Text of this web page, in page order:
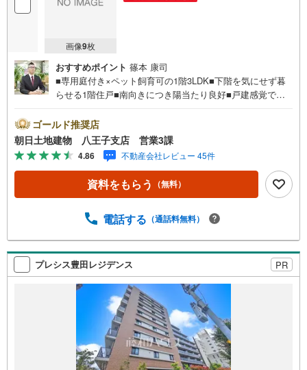
画像9枚
おすすめポイント 篠本 康司
■専用庭付き×ペット飼育可の1階3LDK■下階を気にせず暮
らせる1階住戸■南向きにつき陽当たり良好■戸建感覚で暮
おすすめ■70m2超のゆとりある3LDK■オートロック・宅配
BOX完備■緑を感じながらゆったり暮らせる住環境※バザー
ル会場には、ベビーベッドや キッズスペースをご用意し
ております。 小さなお子様連れでも、安心してご来場く
ださい！資料請求、住宅ローンのご相談などお気軽にお問
合せください！スタッフ25名でお客様がご覧になったこと
チラシなどに掲載できない物件も多数ございます！ご案内
ください！■ご案内方法ご自宅へお迎え・最寄り駅等でお待
ち合わせ、弊社へのご来社など、ご相談ください。ご希望
があれば周辺環境、お客様の希望に合わせた物件などもご
案内をいたします。お住まい探しは朝日土地建物（株）八
王子店 営業3課にお任せください！
ゴールド推奨店
朝日土地建物 八王子支店 営業3課
4.86 不動産会社レビュー 45件
資料をもらう （無料）
電話する （通話料無料）
プレシス豊田レジデンス PR